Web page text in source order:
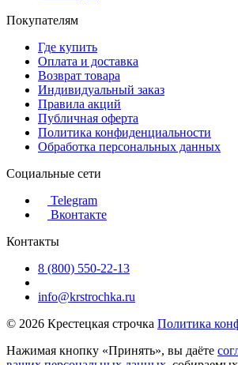
Покупателям
Где купить
Оплата и доставка
Возврат товара
Индивидуальный заказ
Правила акций
Публичная оферта
Политика конфиденциальности
Обработка персональных данных
Социальные сети
Telegram
Вконтакте
Контакты
8 (800) 550-22-13
info@krstrochka.ru
© 2026 Крестецкая строчка Политика
Нажимая кнопку «Принять», вы даёте